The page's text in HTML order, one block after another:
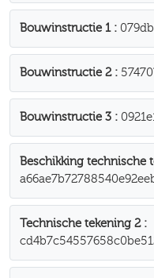
Bouwinstructie 1
Bouwinstructie 2
Bouwinstructie 3
Beschikking technische
Technische tekening 2